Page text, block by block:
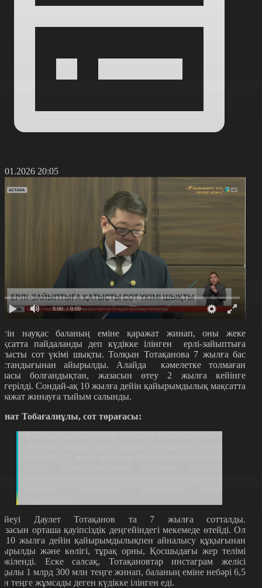
20:05
0:00 / 0:00
науқас баланың еміне қаражат жинап, оны жеке
пайдаланды деп күдікке ілінген ерлі-зайыптыға
сот үкімі шықты. Толқын Тотақанова 7 жылға бас
айырылды. Алайда кәмелетке толмаған
болғандықтан, жазасын өтеу 2 жылға кейінге
Сондай-ақ 10 жылға дейін қайырымдылық мақсатта
жинауға тыйым салынды.
Тобағалиұлы, сот төрағасы:
Даулет Тотақанов та 7 жылға сотталды.
орташа қауіпсіздік деңгейіндегі мекемеде өтейді. Ол
10 жылға дейін қайырымдылықпен айналысу құқығынан
және көлігі, тұрақ орны, Қосшыдағы жер телімі
Еске салсақ, Тотақановтар инстаграм желісі
1 млрд 300 млн теңге жинап, баланың еміне небәрі 6,5
теңге жұмсады деген күдікке ілінген еді.